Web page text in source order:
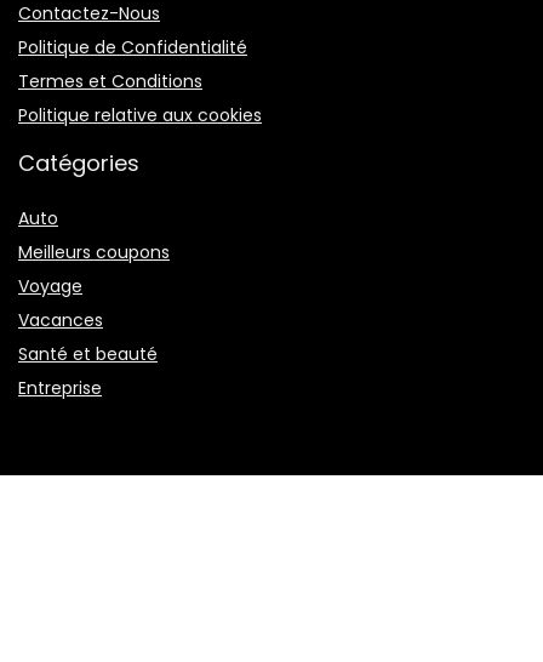
Contactez-Nous
Politique de Confidentialité
Termes et Conditions
Politique relative aux cookies
Catégories
Auto
Meilleurs coupons
Voyage
Vacances
Santé et beauté
Entreprise